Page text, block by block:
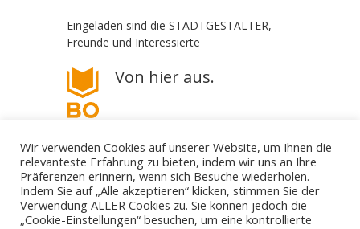
Eingeladen sind die STADTGESTALTER,
Freunde und Interessierte
Von hier aus.
Die STADTGESTALTER - politisch aber parteilos
Wir verwenden Cookies auf unserer Website, um Ihnen die
relevanteste Erfahrung zu bieten, indem wir uns an Ihre
Präferenzen erinnern, wenn sich Besuche wiederholen.
Indem Sie auf „Alle akzeptieren“ klicken, stimmen Sie der
Verwendung ALLER Cookies zu. Sie können jedoch die
„Cookie-Einstellungen“ besuchen, um eine kontrollierte